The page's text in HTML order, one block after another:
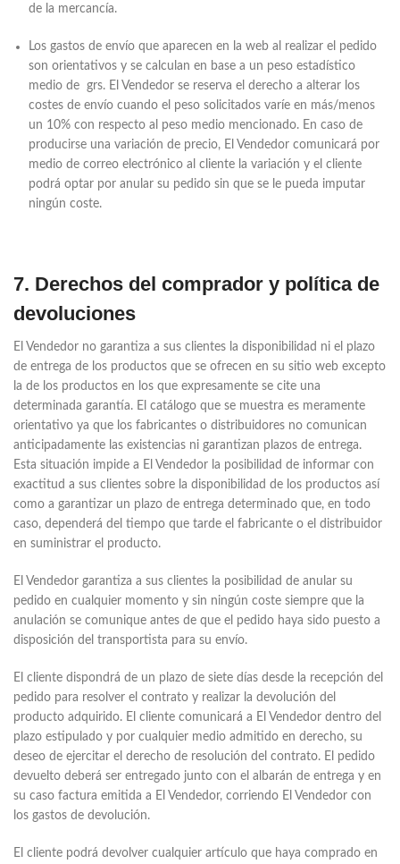
de la mercancía.
Los gastos de envío que aparecen en la web al realizar el pedido
son orientativos y se calculan en base a un peso estadístico
medio de grs. El Vendedor se reserva el derecho a alterar los
costes de envío cuando el peso solicitados varíe en más/menos
un 10% con respecto al peso medio mencionado. En caso de
producirse una variación de precio, El Vendedor comunicará por
medio de correo electrónico al cliente la variación y el cliente
podrá optar por anular su pedido sin que se le pueda imputar
ningún coste.
7. Derechos del comprador y política de
devoluciones
El Vendedor no garantiza a sus clientes la disponibilidad ni el plazo
de entrega de los productos que se ofrecen en su sitio web excepto
la de los productos en los que expresamente se cite una
determinada garantía. El catálogo que se muestra es meramente
orientativo ya que los fabricantes o distribuidores no comunican
anticipadamente las existencias ni garantizan plazos de entrega.
Esta situación impide a El Vendedor la posibilidad de informar con
exactitud a sus clientes sobre la disponibilidad de los productos así
como a garantizar un plazo de entrega determinado que, en todo
caso, dependerá del tiempo que tarde el fabricante o el distribuidor
en suministrar el producto.
El Vendedor garantiza a sus clientes la posibilidad de anular su
pedido en cualquier momento y sin ningún coste siempre que la
anulación se comunique antes de que el pedido haya sido puesto a
disposición del transportista para su envío.
El cliente dispondrá de un plazo de siete días desde la recepción del
pedido para resolver el contrato y realizar la devolución del
producto adquirido. El cliente comunicará a El Vendedor dentro del
plazo estipulado y por cualquier medio admitido en derecho, su
deseo de ejercitar el derecho de resolución del contrato. El pedido
devuelto deberá ser entregado junto con el albarán de entrega y en
su caso factura emitida a El Vendedor, corriendo El Vendedor con
los gastos de devolución.
El cliente podrá devolver cualquier artículo que haya comprado en